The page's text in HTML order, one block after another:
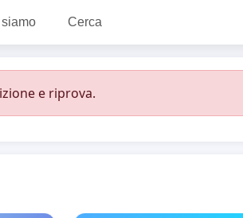
Cerca
e riprova.